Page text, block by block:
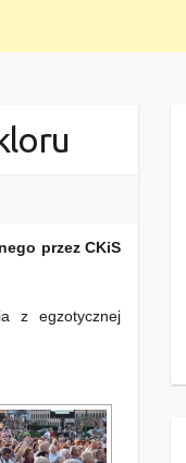
przez CKiS
z egzotycznej